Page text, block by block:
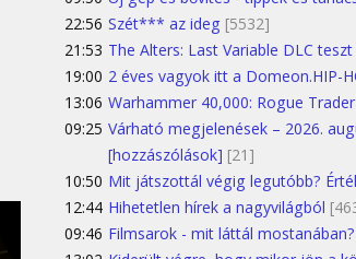
22:56 Szét*** az ideg [5532]
21:53 The Alters: Last Variable DLC
19:00 2 éves vagyok itt a Domeon.HIP-
13:06 Warhammer 40,000: Rogue Trader
09:25 Várható megjelenések – 2026.
[hozzászólások] [21]
10:50 Mit játszottál végig legutóbb?
12:44 Hihetetlen hírek a nagyvilágból
09:46 Filmsarok - mit láttál mostanában?